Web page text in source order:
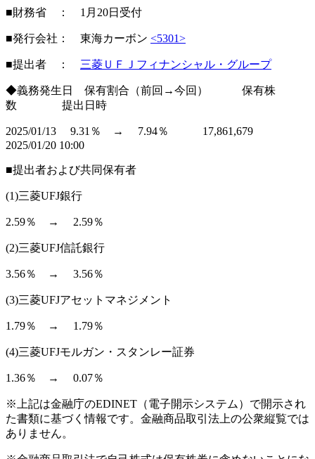
■財務省 ： 1月20日受付
■発行会社： 東海カーボン <5301>
■提出者 ： 三菱ＵＦＪフィナンシャル・グループ
◆義務発生日 保有割合（前回→今回） 保有株
数 提出日時
2025/01/13 9.31％ → 7.94％ 17,861,679
2025/01/20 10:00
■提出者および共同保有者
(1)三菱UFJ銀行
2.59％ → 2.59％
(2)三菱UFJ信託銀行
3.56％ → 3.56％
(3)三菱UFJアセットマネジメント
1.79％ → 1.79％
(4)三菱UFJモルガン・スタンレー証券
1.36％ → 0.07％
※上記は金融庁のEDINET（電子開示システム）で開示され
た書類に基づく情報です。金融商品取引法上の公衆縦覧では
ありません。